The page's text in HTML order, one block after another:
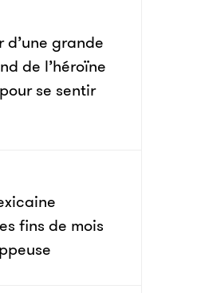
grande
de l’héroïne
se sentir
fins de mois